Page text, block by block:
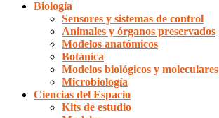
Biología
Sensores y sistemas de control
Animales y órganos preservados
Modelos anatómicos
Botánica
Modelos biológicos y moleculares
Microbiología
Ciencias del Espacio
Kits de estudio